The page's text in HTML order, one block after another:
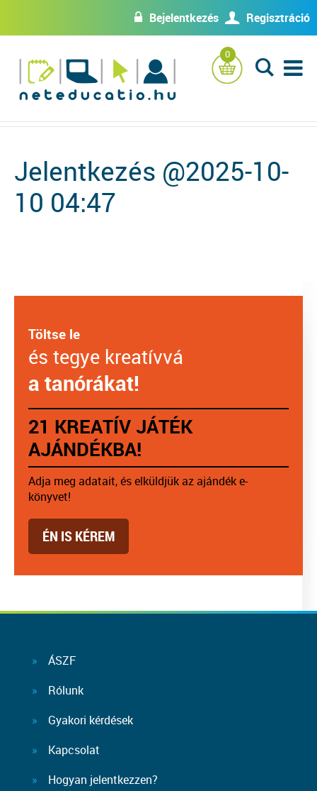
w Bejelentkezés U Regisztráció
0
L
Jelentkezés @2025-10-
10 04:47
Töltse le
és tegye kreatívvá
a tanórákat!
21 KREATÍV JÁTÉK
AJÁNDÉKBA!
Adja meg adatait, és elküldjük az ajándék e-
könyvet!
ÉN IS KÉREM
ÁSZF
Rólunk
Gyakori kérdések
Kapcsolat
Hogyan jelentkezzen?